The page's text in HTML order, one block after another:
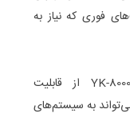
فوری که نیاز به
مانیتور علائم حیاتی Yonker مدل YK-8000C از قابلیت
به سیستم‌های